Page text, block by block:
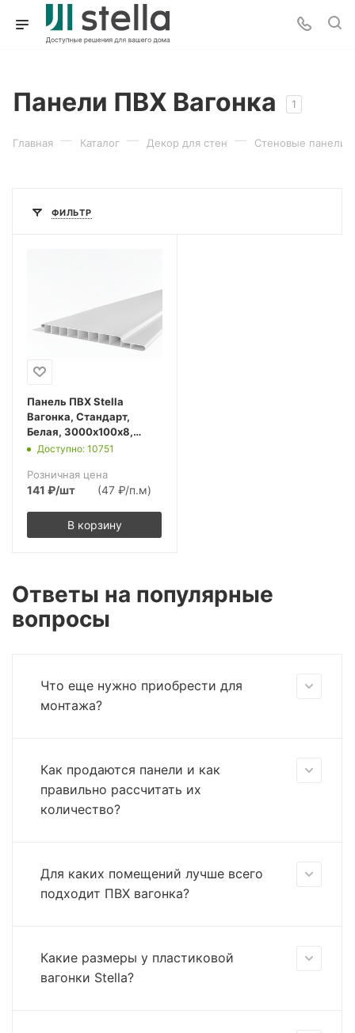
Панели ПВХ Вагонка 1
Главная — Каталог — Декор для стен — Стеновые панели
ФИЛЬТР
Панель ПВХ Stella
Вагонка, Стандарт,
Белая, 3000х100х8,
(20шт упак.)
Доступно: 10751
Розничная цена
141 ₽/шт (47 ₽/п.м)
В корзину
Ответы на популярные
вопросы
Что еще нужно приобрести для
монтажа?
Как продаются панели и как
правильно рассчитать их
количество?
Для каких помещений лучше всего
подходит ПВХ вагонка?
Какие размеры у пластиковой
вагонки Stella?